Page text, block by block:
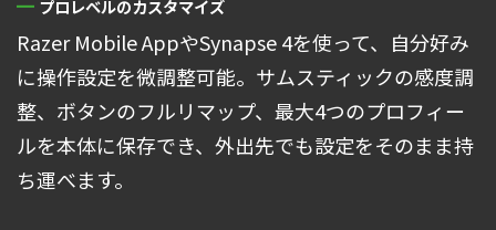
プロレベルのカスタマイズ
Razer Mobile AppやSynapse 4を使って、自分好み
に操作設定を微調整可能。サムスティックの感度調
整、ボタンのフルリマップ、最大4つのプロフィー
ルを本体に保存でき、外出先でも設定をそのまま持
ち運べます。